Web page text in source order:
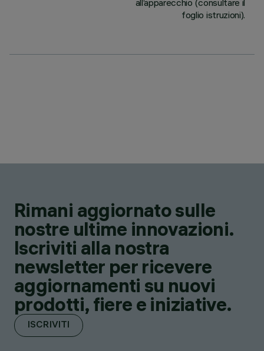
all’apparecchio (consultare il
foglio istruzioni).
Rimani aggiornato sulle
nostre ultime innovazioni.
Iscriviti alla nostra
newsletter per ricevere
aggiornamenti su nuovi
prodotti, fiere e iniziative.
ISCRIVITI